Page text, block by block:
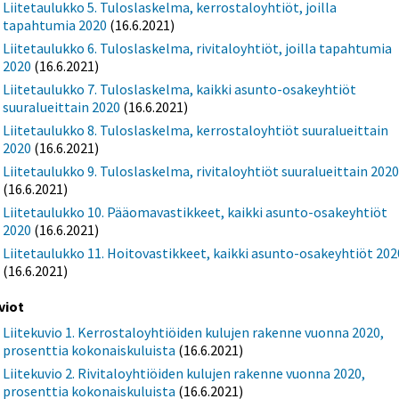
Liitetaulukko 5. Tuloslaskelma, kerrostaloyhtiöt, joilla
tapahtumia 2020 (16.6.2021)
Liitetaulukko 6. Tuloslaskelma, rivitaloyhtiöt, joilla tapahtumia
2020 (16.6.2021)
Liitetaulukko 7. Tuloslaskelma, kaikki asunto-osakeyhtiöt
suuralueittain 2020 (16.6.2021)
Liitetaulukko 8. Tuloslaskelma, kerrostaloyhtiöt suuralueittain
2020 (16.6.2021)
Liitetaulukko 9. Tuloslaskelma, rivitaloyhtiöt suuralueittain 2020
(16.6.2021)
Liitetaulukko 10. Pääomavastikkeet, kaikki asunto-osakeyhtiöt
2020 (16.6.2021)
Liitetaulukko 11. Hoitovastikkeet, kaikki asunto-osakeyhtiöt
(16.6.2021)
Liitekuvio 1. Kerrostaloyhtiöiden kulujen rakenne vuonna 2020,
prosenttia kokonaiskuluista (16.6.2021)
Liitekuvio 2. Rivitaloyhtiöiden kulujen rakenne vuonna 2020,
prosenttia kokonaiskuluista (16.6.2021)